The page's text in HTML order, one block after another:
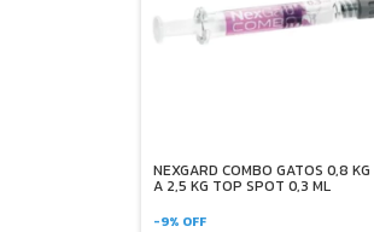
NEXGARD COMBO GATOS 0,8 KG
A 2,5 KG TOP SPOT 0,3 ML
-9% OFF